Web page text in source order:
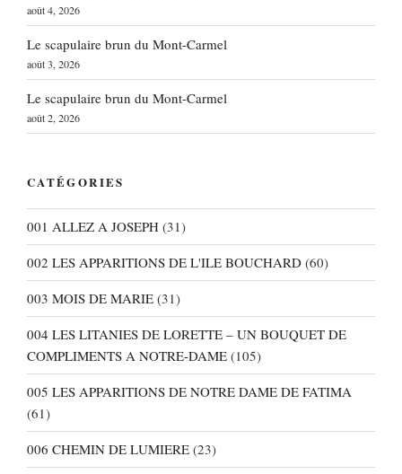
août 4, 2026
Le scapulaire brun du Mont-Carmel
août 3, 2026
Le scapulaire brun du Mont-Carmel
août 2, 2026
CATÉGORIES
001 ALLEZ A JOSEPH (31)
002 LES APPARITIONS DE L'ILE BOUCHARD (60)
003 MOIS DE MARIE (31)
004 LES LITANIES DE LORETTE – UN BOUQUET DE
COMPLIMENTS A NOTRE-DAME (105)
005 LES APPARITIONS DE NOTRE DAME DE FATIMA
(61)
006 CHEMIN DE LUMIERE (23)